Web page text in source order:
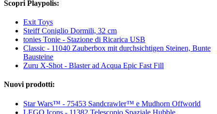
Scopri Playpolis:
Exit Toys
Steiff Coniglio Dormili, 32 cm
tonies Tonie - Stazione di Ricarica USB
Classic - 11040 Zauberbox mit durchsichtigen Steinen, Bunte
Bausteine
Zuru X-Shot - Blaster ad Acqua Epic Fast Fill
Nuovi prodotti:
Star Wars™ - 75453 Sandcrawler™ e Mudhorn Offworld
LEGO Icons - 11382 Telescopio Spaziale Hubble